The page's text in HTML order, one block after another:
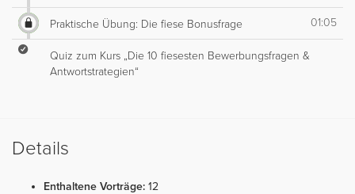
Praktische Übung: Die fiese Bonusfrage 01:05
Quiz zum Kurs „Die 10 fiesesten Bewerbungsfragen &
Antwortstrategien“
Details
Enthaltene Vorträge: 12